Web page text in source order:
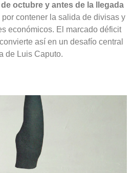
octubre y antes de la llegada
por contener la salida de divisas y
económicos. El marcado déficit
así en un desafío central
de Luis Caputo.